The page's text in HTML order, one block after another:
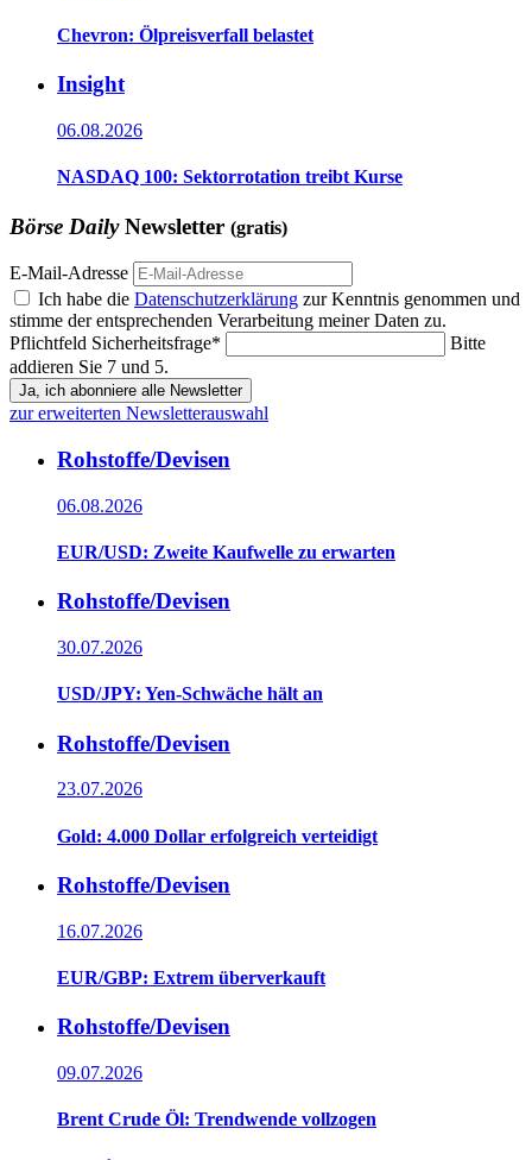
Chevron: Ölpreisverfall belastet
Insight
06.08.2026
NASDAQ 100: Sektorrotation treibt Kurse
Börse DailyNewsletter (gratis)
E-Mail-Adresse
Ich habe die Datenschutzerklärung zur Kenntnis genommen und
stimme der entsprechenden Verarbeitung meiner Daten zu.
Pflichtfeld Sicherheitsfrage*
Bitte
addieren Sie 7 und 5.
Ja, ich abonniere alle Newsletter
zur erweiterten Newsletterauswahl
Rohstoffe/Devisen
06.08.2026
EUR/USD: Zweite Kaufwelle zu erwarten
Rohstoffe/Devisen
30.07.2026
USD/JPY: Yen-Schwäche hält an
Rohstoffe/Devisen
23.07.2026
Gold: 4.000 Dollar erfolgreich verteidigt
Rohstoffe/Devisen
16.07.2026
EUR/GBP: Extrem überverkauft
Rohstoffe/Devisen
09.07.2026
Brent Crude Öl: Trendwende vollzogen